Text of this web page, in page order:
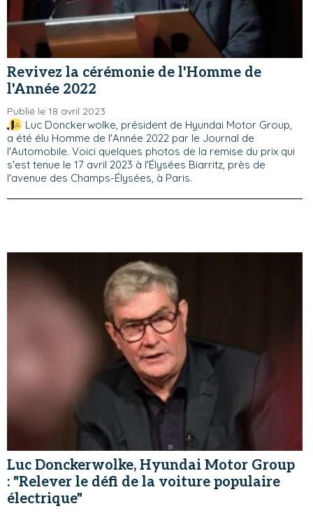
Revivez la cérémonie de l'Homme de
l'Année 2022
Publié le 18 avril 2023
Luc Donckerwolke, président de Hyundai Motor Group,
a été élu Homme de l'Année 2022 par le Journal de
l'Automobile. Voici quelques photos de la remise du prix qui
s'est tenue le 17 avril 2023 à l'Élysées Biarritz, près de
l'avenue des Champs-Élysées, à Paris.
Luc Donckerwolke, Hyundai Motor Group
: "Relever le défi de la voiture populaire
électrique"